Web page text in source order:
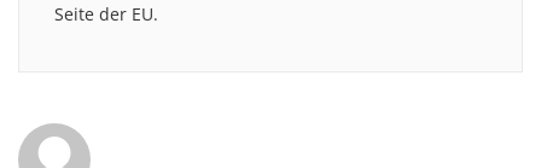
Seite der EU.